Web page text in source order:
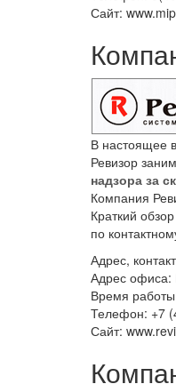
Сайт:
В настоящее
Ревизор
надзора за
Компания
Краткий
по
Адрес,
Адрес офиса:
Время
Телефон: +7
Сайт: